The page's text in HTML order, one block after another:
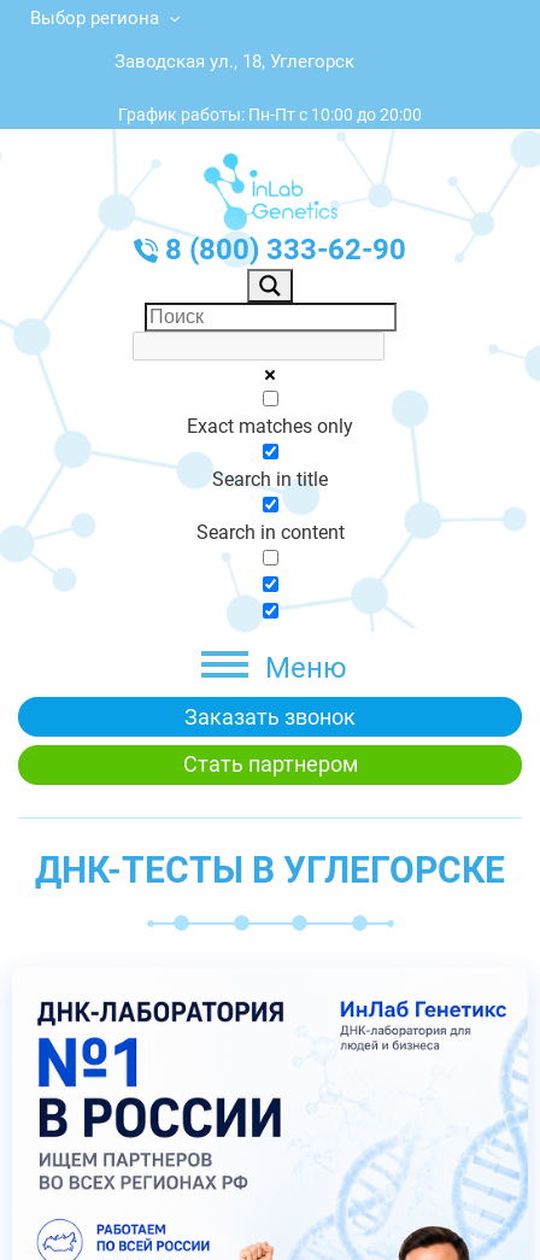
Выбор региона
Заводская ул., 18, Углегорск
График работы: Пн-Пт с 10:00 до 20:00
8 (800) 333-62-90
Exact matches only
Search in title
Search in content
Меню
Заказать звонок
Стать партнером
ДНК-ТЕСТЫ В УГЛЕГОРСКЕ